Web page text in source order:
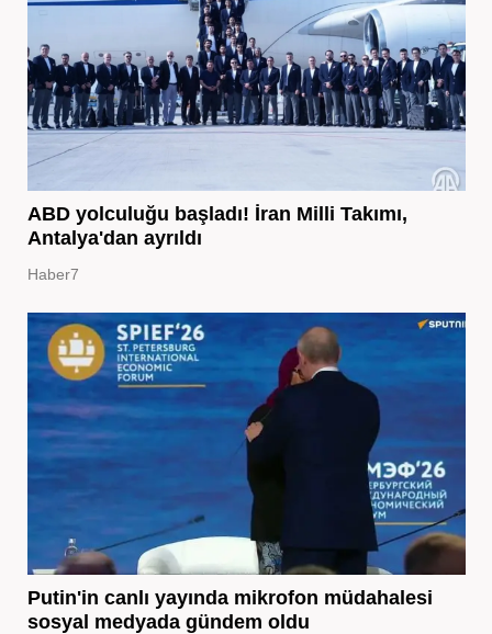
ABD yolculuğu başladı! İran Milli Takımı,
Antalya'dan ayrıldı
Haber7
Putin'in canlı yayında mikrofon müdahalesi
sosyal medyada gündem oldu